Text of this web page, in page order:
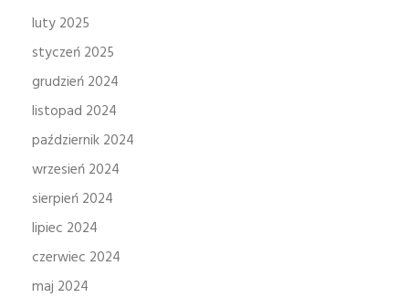
luty 2025
styczeń 2025
grudzień 2024
listopad 2024
październik 2024
wrzesień 2024
sierpień 2024
lipiec 2024
czerwiec 2024
maj 2024